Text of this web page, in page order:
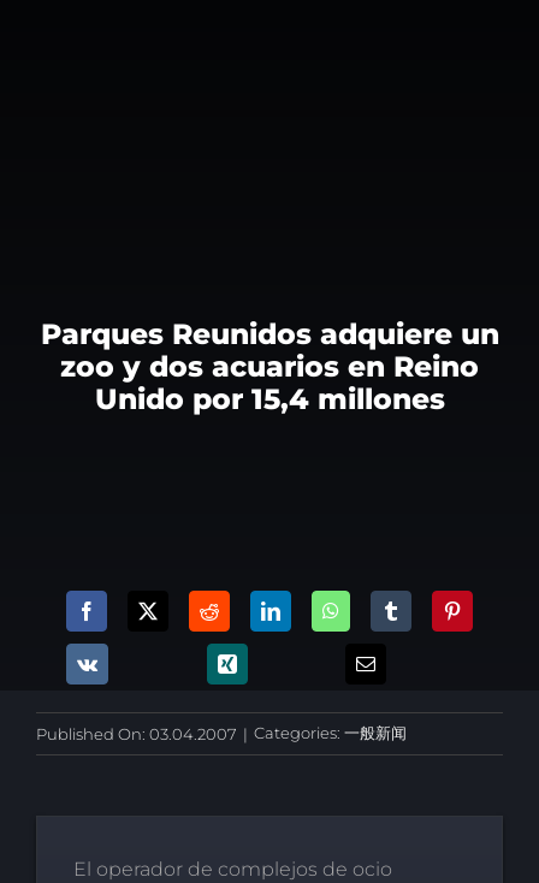
Parques Reunidos adquiere un
zoo y dos acuarios en Reino
Unido por 15,4 millones
Published On: 03.04.2007 | Categories: 一般新闻
El operador de complejos de ocio